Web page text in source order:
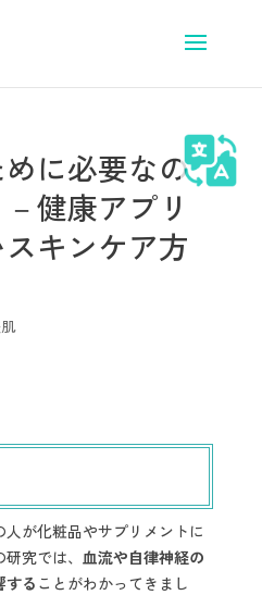
に必要なの
健康アプリ
キンケア方
が化粧品やサプリメントに
究では、 血流や自律神経の
する ことがわかってきまし